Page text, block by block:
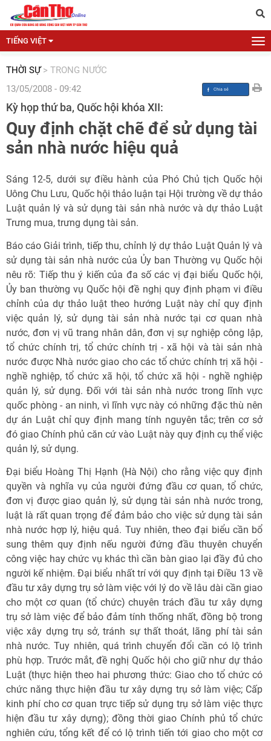
TIẾNG VIỆT
THỜI SỰ > TRONG NƯỚC
13/05/2008 - 09:42
Kỳ họp thứ ba, Quốc hội khóa XII:
Quy định chặt chẽ để sử dụng tài
sản nhà nước hiệu quả
Sáng 12-5, dưới sự điều hành của Phó Chủ tịch Quốc hội
Uông Chu Lưu, Quốc hội thảo luận tại Hội trường về dự thảo
Luật quản lý và sử dụng tài sản nhà nước và dự thảo Luật
Trưng mua, trưng dụng tài sản.
Báo cáo Giải trình, tiếp thu, chỉnh lý dự thảo Luật Quản lý và
sử dụng tài sản nhà nước của Ủy ban Thường vụ Quốc hội
nêu rõ: Tiếp thu ý kiến của đa số các vị đại biểu Quốc hội,
Ủy ban thường vụ Quốc hội đề nghị quy định phạm vi điều
chỉnh của dự thảo luật theo hướng Luật này chỉ quy định
việc quản lý, sử dụng tài sản nhà nước tại cơ quan nhà
nước, đơn vị vũ trang nhân dân, đơn vị sự nghiệp công lập,
tổ chức chính trị, tổ chức chính trị - xã hội và tài sản nhà
nước được Nhà nước giao cho các tổ chức chính trị xã hội -
nghề nghiệp, tổ chức xã hội, tổ chức xã hội - nghề nghiệp
quản lý, sử dụng. Đối với tài sản nhà nước trong lĩnh vực
quốc phòng - an ninh, vì lĩnh vực này có những đặc thù nên
dự án Luật chỉ quy định mang tính nguyên tắc; trên cơ sở
đó giao Chính phủ căn cứ vào Luật này quy định cụ thể việc
quản lý, sử dụng.
Đại biểu Hoàng Thị Hạnh (Hà Nội) cho rằng việc quy định
quyền và nghĩa vụ của người đứng đầu cơ quan, tổ chức,
đơn vị được giao quản lý, sử dụng tài sản nhà nước trong,
luật là rất quan trọng để đảm bảo cho việc sử dụng tài sản
nhà nước hợp lý, hiệu quả. Tuy nhiên, theo đại biểu cần bổ
sung thêm quy định nếu người đứng đầu thuyên chuyển
công việc hay chức vụ khác thì cần bàn giao lại đầy đủ cho
người kế nhiệm. Đại biểu nhất trí với quy định tại Điều 13 về
đầu tư xây dựng trụ sở làm việc với lý do về lâu dài cần giao
cho một cơ quan (tổ chức) chuyên trách đầu tư xây dựng
trụ sở làm việc để bảo đảm tính thống nhất, đồng bộ trong
việc xây dựng trụ sở, tránh sự thất thoát, lãng phí tài sản
nhà nước. Tuy nhiên, quá trình chuyển đổi cần có lộ trình
phù hợp. Trước mắt, đề nghị Quốc hội cho giữ như dự thảo
Luật (thực hiện theo hai phương thức: Giao cho tổ chức có
chức năng thực hiện đầu tư xây dựng trụ sở làm việc; Cấp
kinh phí cho cơ quan trực tiếp sử dụng trụ sở làm việc thực
hiện đầu tư xây dựng); đồng thời giao Chính phủ tổ chức
nghiên cứu, tổng kết để có lộ trình tiến tới giao cho một cơ